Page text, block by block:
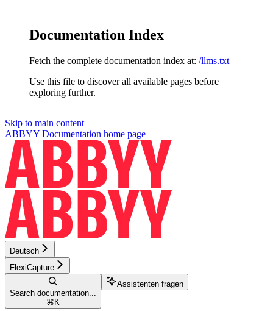
Documentation Index
Fetch the complete documentation index at: /llms.txt
Use this file to discover all available pages before
exploring further.
Skip to main content
ABBYY Documentation home page
Deutsch
FlexiCapture
Search documentation...
⌘ K
Assistenten fragen